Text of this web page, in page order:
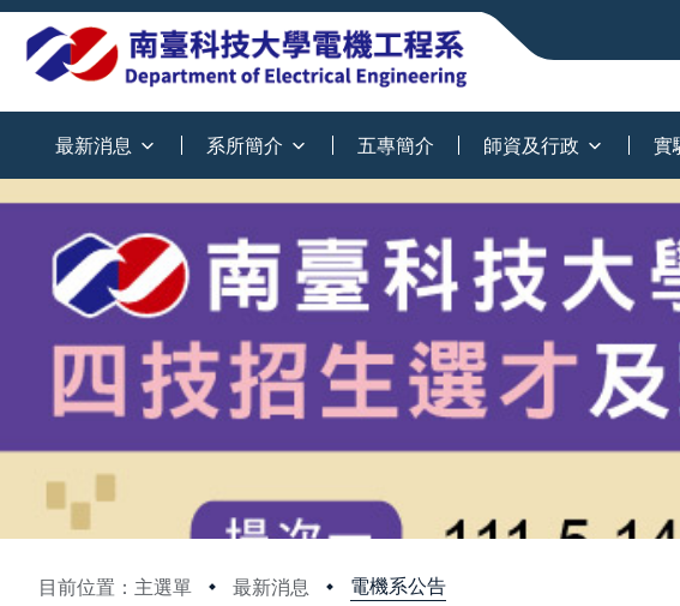
最新消息 系所簡介 五專簡介 師資及行政 實
目前位置：主選單 最新消息 電機系公告